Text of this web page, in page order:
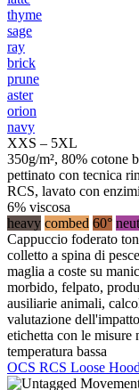
thyme
sage
ray
brick
prune
aster
orion
navy
XXS – 5XL
350g/m², 80% cotone
pettinato con tecnica
RCS, lavato con
6% viscosa
heavy combed 60°
Cappuccio foderato
colletto a spina di
maglia a coste su
morbido, felpato,
ausiliarie animali,
valutazione
etichetta con le misure
temperatura bassa
OCS RCS Loose